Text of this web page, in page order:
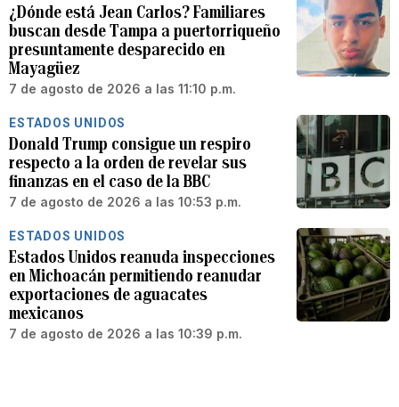
¿Dónde está Jean Carlos? Familiares
buscan desde Tampa a puertorriqueño
presuntamente desparecido en
Mayagüez
7 de agosto de 2026 a las 11:10 p.m.
ESTADOS UNIDOS
Donald Trump consigue un respiro
respecto a la orden de revelar sus
finanzas en el caso de la BBC
7 de agosto de 2026 a las 10:53 p.m.
ESTADOS UNIDOS
Estados Unidos reanuda inspecciones
en Michoacán permitiendo reanudar
exportaciones de aguacates
mexicanos
7 de agosto de 2026 a las 10:39 p.m.